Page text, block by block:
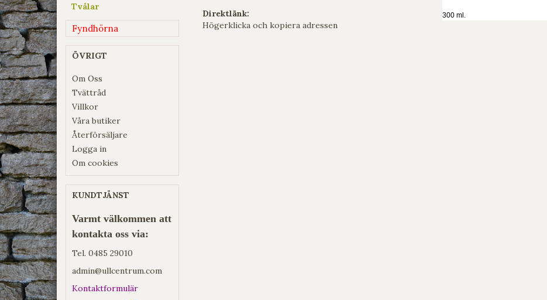
Tvålar
Fyndhörna
ÖVRIGT
Om Oss
Tvättråd
Villkor
Våra butiker
Återförsäljare
Logga in
Om cookies
KUNDTJÄNST
Varmt välkommen att
kontakta oss via:
Tel. 0485 29010
admin@ullcentrum.com
Kontaktformulär
Direktlänk:
Högerklicka och kopiera adressen
300 ml.